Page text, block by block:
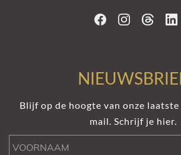
Blijf op de hoogte van onze
mail. Schrijf je hier.